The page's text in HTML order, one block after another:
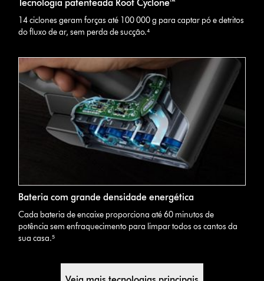
Tecnologia patenteada Root Cyclone™
14 ciclones geram forças até 100 000 g para captar pó e detritos
do fluxo de ar, sem perda de sucção.⁴
Bateria com grande densidade energética
Cada bateria de encaixe proporciona até 60 minutos de
potência sem enfraquecimento para limpar todos os cantos da
sua casa.⁵